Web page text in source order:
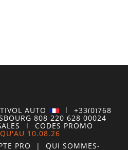
AUTO | +33(0)768
808 220 628 00024
| CODES PROMO
10.08.26
PRO | QUI SOMMES-